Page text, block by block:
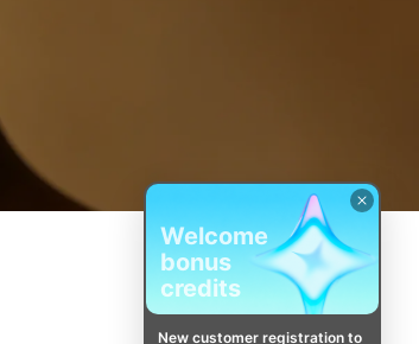
Welcome
bonus
credits
New customer registration to